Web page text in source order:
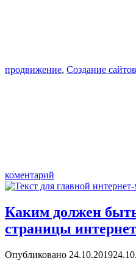
продвижение, Создание сайтов
коментарий
Каким должен
страницы
Опубликовано 24.10.2019